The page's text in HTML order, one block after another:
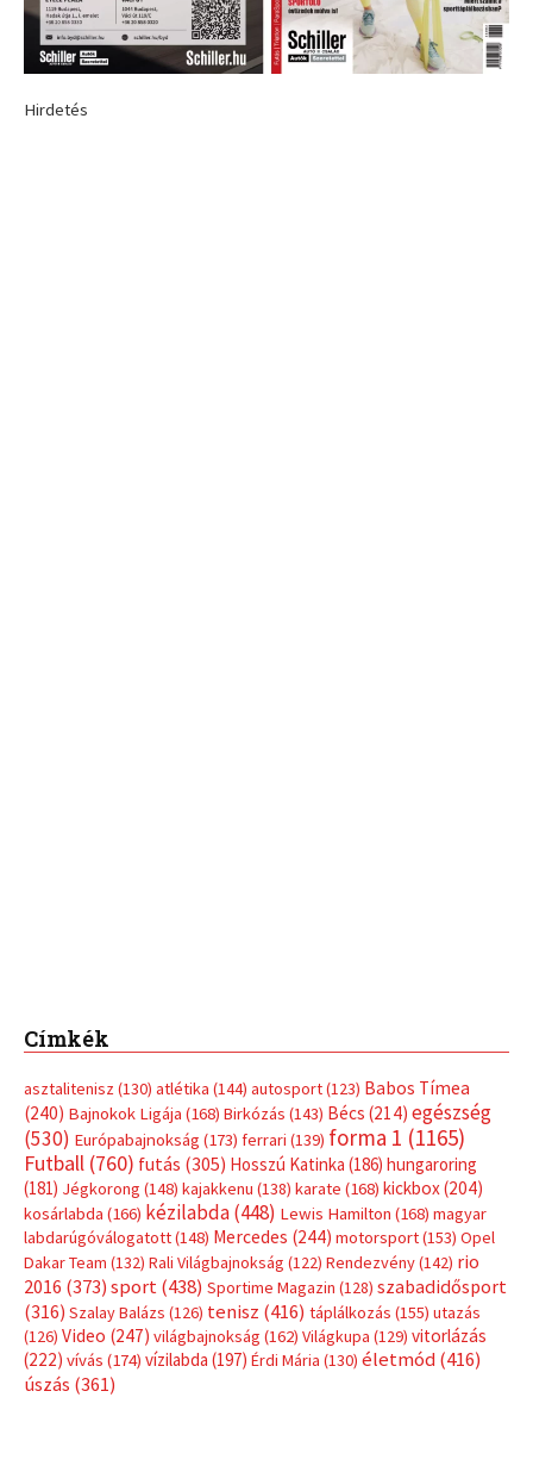
Hirdetés
Címkék
asztalitenisz (130) atlétika (144) autosport(123) Babos Tímea
(240) Bajnokok Ligája (168) Birkózás (143) Bécs (214) egészség
(530) Európabajnokság (173) ferrari (139) forma 1 (1165)
Futball (760) futás (305) Hosszú Katinka (186) hungaroring
(181) Jégkorong (148) kajakkenu (138) karate (168) kickbox(204)
kosárlabda (166) kézilabda(448) Lewis Hamilton (168) magyar
labdarúgóválogatott(148) Mercedes (244) motorsport(153) Opel
Dakar Team (132) Rali Világbajnokság (122) Rendezvény(142) rio
2016 (373) sport(438) Sportime Magazin (128) szabadidősport
(316) Szalay Balázs (126) tenisz (416) táplálkozás (155) utazás
(126) Video (247) világbajnokság (162) Világkupa (129) vitorlázás
(222) vívás (174) vízilabda (197) Érdi Mária (130) életmód(416)
úszás (361)